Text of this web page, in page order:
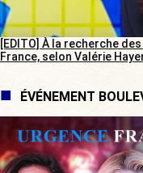
[EDITO] À la recherche
France, selon Valérie
ÉVÉNEMENT